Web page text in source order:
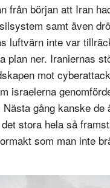
från början att Iran
samt även
luftvärn inte var
plan ner. Iraniernas
mot
israelerna
gång kanske de
stora hela så
som man inte